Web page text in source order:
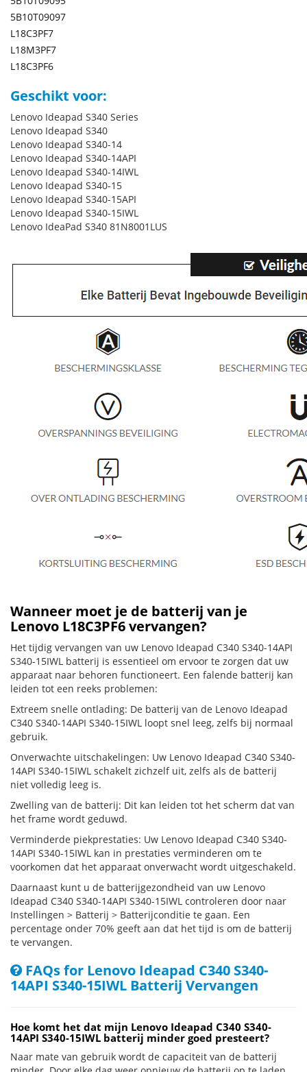
5B10T09097
L18C3PF7
L18M3PF7
L18C3PF6
Geschikt voor:
Lenovo Ideapad S340 Series
Lenovo Ideapad S340
Lenovo Ideapad S340-14
Lenovo Ideapad S340-14API
Lenovo Ideapad S340-14IWL
Lenovo Ideapad S340-15
Lenovo Ideapad S340-15API
Lenovo Ideapad S340-15IWL
Lenovo IdeaPad S340 81N8001LUS
Wanneer moet je de batterij van je
Lenovo L18C3PF6 vervangen?
Het tijdig vervangen van uw Lenovo Ideapad C340 S340-14API
S340-15IWL batterij is essentieel om ervoor te zorgen dat uw
apparaat naar behoren functioneert. Een falende batterij kan
leiden tot een reeks problemen:
Extreem snelle ontlading: De batterij van de Lenovo Ideapad
C340 S340-14API S340-15IWL loopt snel leeg, zelfs bij normaal
gebruik.
Onverwachte uitschakelingen: Uw Lenovo Ideapad C340 S340-
14API S340-15IWL schakelt zichzelf uit, zelfs als de batterij
niet volledig leeg is.
Zwelling van de batterij: Dit kan leiden tot het scherm dat van
het frame wordt geduwd.
Verminderde piekprestaties: Uw Lenovo Ideapad C340 S340-
14API S340-15IWL kan in prestaties verminderen om te
voorkomen dat het apparaat onverwacht wordt uitgeschakeld.
Daarnaast kunt u de batterijgezondheid van uw Lenovo
Ideapad C340 S340-14API S340-15IWL controleren door naar
Instellingen > Batterij > Batterijconditie te gaan. Een
percentage onder 70% geeft aan dat het tijd is om de batterij
te vervangen.
FAQs for Lenovo Ideapad C340 S340-
14API S340-15IWL Batterij Vervangen
Hoe komt het dat mijn Lenovo Ideapad C340 S340-
14API S340-15IWL batterij minder goed presteert?
Naar mate van gebruik wordt de capaciteit van de batterij